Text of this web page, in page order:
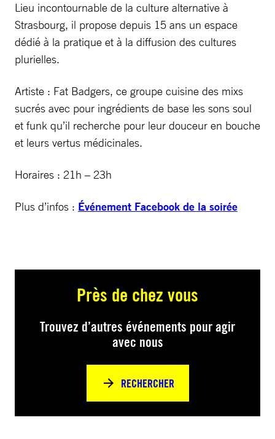
Lieu incontournable de la culture alternative à
Strasbourg, il propose depuis 15 ans un espace
dédié à la pratique et à la diffusion des cultures
plurielles.
Artiste : Fat Badgers, ce groupe cuisine des mixs
sucrés avec pour ingrédients de base les sons soul
et funk qu’il recherche pour leur douceur en bouche
et leurs vertus médicinales.
Horaires : 21h – 23h
Plus d’infos : Événement Facebook de la soirée
Près de chez vous
Trouvez d’autres événements pour agir
avec nous
RECHERCHER